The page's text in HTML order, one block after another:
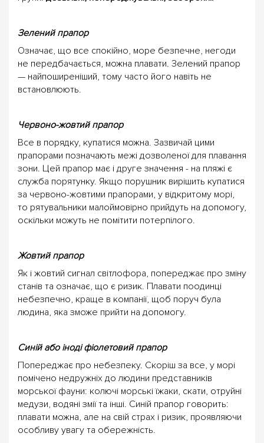
Зелений прапор
Означає, що все спокійно, море безпечне, негоди
не передбачається, можна плавати. Зелений прапор
— найпоширеніший, тому часто його навіть не
встановлюють.
Червоно-жовтий прапор
Все в порядку, купатися можна. Зазвичай цими
прапорами позначають межі дозволеної для плавання
зони. Цей прапор має і друге значення - на пляжі є
служба порятунку. Якщо порушник вирішить купатися
за червоно-жовтими прапорами, у відкритому морі,
то рятувальники малоймовірно прийдуть на допомогу,
оскільки можуть не помітити потерпілого.
Жовтий прапор
Як і жовтий сигнал світлофора, попереджає про зміну
станів та означає, що є ризик. Плавати поодинці
небезпечно, краще в компанії, щоб поруч була
людина, яка зможе прийти на допомогу.
Синій або іноді фіолетовий прапор
Попереджає про небезпеку. Скоріш за все, у морі
помічено недружніх до людини представників
морської фауни: колючі морські їжаки, скати, отруйні
медузи, водяні змії та інші. Синій прапор говорить:
плавати можна, але на свій страх і ризик, проявляючи
особливу увагу та обережність.